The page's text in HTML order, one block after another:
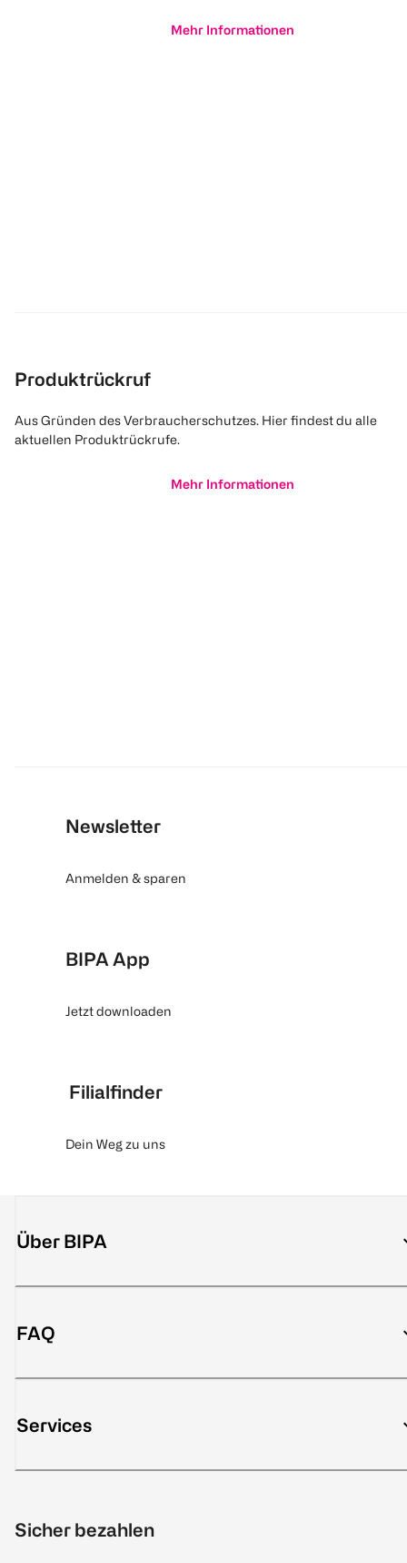
Mehr Informationen
Produktrückruf
Aus Gründen des Verbraucherschutzes. Hier findest du alle
aktuellen Produktrückrufe.
Mehr Informationen
Newsletter
Anmelden & sparen
BIPA App
Jetzt downloaden
Filialfinder
Dein Weg zu uns
Über BIPA
FAQ
Services
Sicher bezahlen